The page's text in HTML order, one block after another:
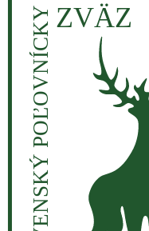
ZVÄZ
SLOVENSKÝ POĽOVNÍCKY